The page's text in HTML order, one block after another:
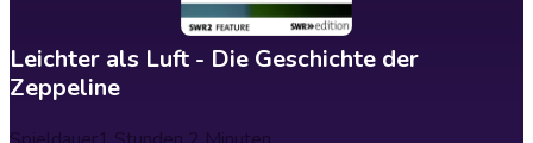
Leichter als Luft - Die Geschichte der
Zeppeline